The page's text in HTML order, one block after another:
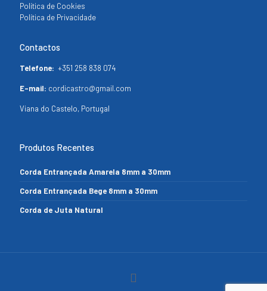
Política de Cookies
Política de Privacidade
Contactos
Telefone: +351 258 838 074
E-mail: cordicastro@gmail.com
Viana do Castelo, Portugal
Produtos Recentes
Corda Entrançada Amarela 8mm a 30mm
Corda Entrançada Bege 8mm a 30mm
Corda de Juta Natural